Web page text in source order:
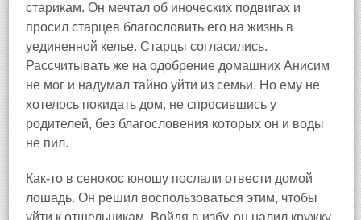
старикам. Он мечтал об иноческих подвигах и
просил старцев благословить его на жизнь в
уединенной келье. Старцы согласились.
Рассчитывать же на одобрение домашних Анисим
не мог и надумал тайно уйти из семьи. Но ему не
хотелось покидать дом, не спросившись у
родителей, без благословения которых он и воды
не пил.
Как‑то в сенокос юношу послали отвести домой
лошадь. Он решил воспользоваться этим, чтобы
уйти к отшельникам. Войдя в избу, он налил кружку